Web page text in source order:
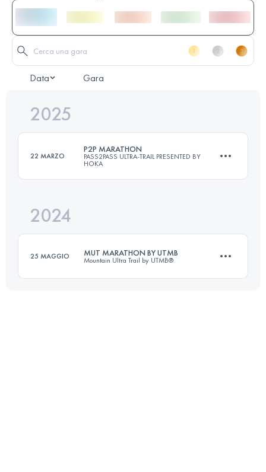
Data Gara
2025
22 MARZO
P2P MARATHON
PASS2PASS ULTRA-TRAIL PRESENTED BY
HOKA
Accedi per visualizzare l'UTMB Index
2024
25 MAGGIO MUT MARATHON BY UTMB
Mountain Ultra Trail by UTMB®